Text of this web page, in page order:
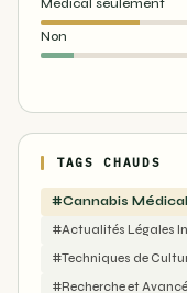
Médical seulement
Non
TAGS CHAUDS
#Cannabis
#Actualités Légales
#Techniques de
#Recherche et